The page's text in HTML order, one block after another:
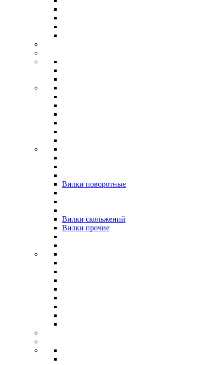
Вилки поворотные
Вилки скольжений
Вилки прочие